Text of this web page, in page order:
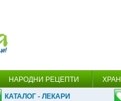
НАРОДНИ РЕЦЕПТИ
КАТАЛОГ - ЛЕКАРИ